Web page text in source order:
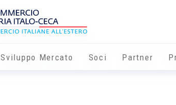
Sviluppo Mercato Soci Partner